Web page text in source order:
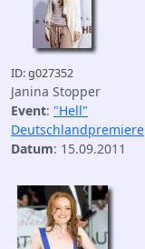
ID: g027352
Janina Stopper
Event: "Hell"
Deutschlandpremiere
Datum: 15.09.2011